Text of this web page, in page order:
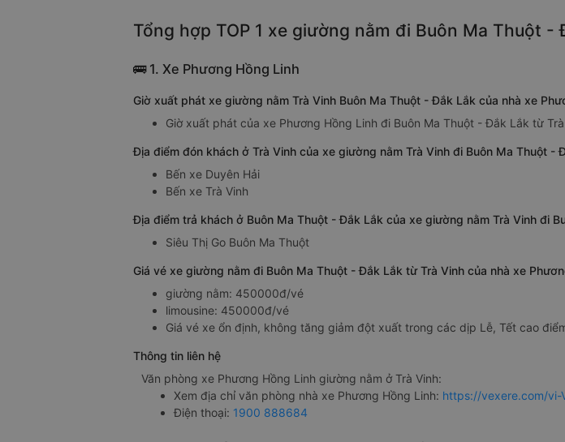
Tổng hợp TOP 1 xe giường nằm đi Buôn Ma Thuột
🚌 1. Xe Phương Hồng Linh
Giờ xuất phát xe giường nằm Trà Vinh Buôn Ma Thuột - Đắk Lắk của nhà xe
Giờ xuất phát của xe Phương Hồng Linh đi Buôn Ma Thuột - Đắk Lắk từ
Địa điểm đón khách ở Trà Vinh của xe giường nằm Trà Vinh đi Buôn Ma Thuột -
Bến xe Duyên Hải
Bến xe Trà Vinh
Địa điểm trả khách ở Buôn Ma Thuột - Đắk Lắk của xe giường nằm Trà Vinh đi
Siêu Thị Go Buôn Ma Thuột
Giá vé xe giường nằm đi Buôn Ma Thuột - Đắk Lắk từ Trà Vinh của nhà xe
giường nằm: 450000đ/vé
limousine: 450000đ/vé
Giá vé xe ổn định, không tăng giảm đột xuất trong các dịp Lễ, Tết cao
Thông tin liên hệ
Văn phòng xe Phương Hồng Linh giường nằm ở Trà Vinh:
Xem địa chỉ văn phòng nhà xe Phương Hồng Linh: https://vexere.com/vi-
Điện thoại: 1900 888684